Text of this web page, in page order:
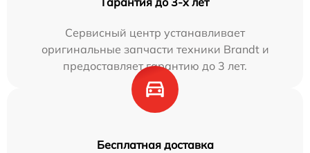
Сервисный центр устанавливает
оригинальные запчасти техники Brandt и
предоставляет гарантию до 3 лет.
Бесплатная доставка